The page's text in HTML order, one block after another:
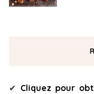
✔ Cliquez pour